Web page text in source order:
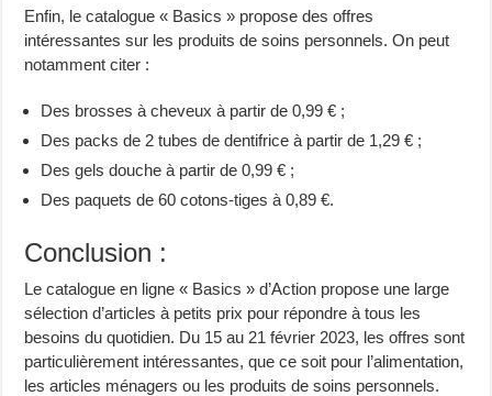
Enfin, le catalogue « Basics » propose des offres
intéressantes sur les produits de soins personnels. On peut
notamment citer :
Des brosses à cheveux à partir de 0,99 € ;
Des packs de 2 tubes de dentifrice à partir de 1,29 € ;
Des gels douche à partir de 0,99 € ;
Des paquets de 60 cotons-tiges à 0,89 €.
Conclusion :
Le catalogue en ligne « Basics » d’Action propose une large
sélection d’articles à petits prix pour répondre à tous les
besoins du quotidien. Du 15 au 21 février 2023, les offres sont
particulièrement intéressantes, que ce soit pour l’alimentation,
les articles ménagers ou les produits de soins personnels.